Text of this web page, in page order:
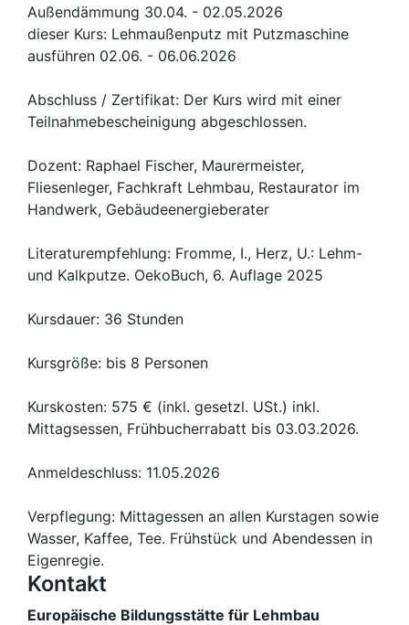
Außendämmung 30.04. - 02.05.2026
dieser Kurs: Lehmaußenputz mit Putzmaschine
ausführen 02.06. - 06.06.2026
Abschluss / Zertifikat: Der Kurs wird mit einer
Teilnahmebescheinigung abgeschlossen.
Dozent: Raphael Fischer, Maurermeister,
Fliesenleger, Fachkraft Lehmbau, Restaurator im
Handwerk, Gebäudeenergieberater
Literaturempfehlung: Fromme, I., Herz, U.: Lehm-
und Kalkputze. OekoBuch, 6. Auflage 2025
Kursdauer: 36 Stunden
Kursgröße: bis 8 Personen
Kurskosten: 575 € (inkl. gesetzl. USt.) inkl.
Mittagsessen, Frühbucherrabatt bis 03.03.2026.
Anmeldeschluss: 11.05.2026
Verpflegung: Mittagessen an allen Kurstagen sowie
Wasser, Kaffee, Tee. Frühstück und Abendessen in
Eigenregie.
Kontakt
Europäische Bildungsstätte für Lehmbau